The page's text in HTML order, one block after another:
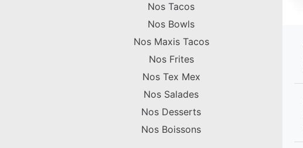
Nos Tacos
Nos Bowls
Nos Maxis Tacos
Nos Frites
Nos Tex Mex
Nos Salades
Nos Desserts
Nos Boissons